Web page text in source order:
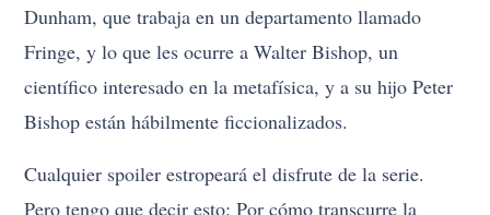
Dunham, que trabaja en un departamento llamado
Fringe, y lo que les ocurre a Walter Bishop, un
científico interesado en la metafísica, y a su hijo Peter
Bishop están hábilmente ficcionalizados.
Cualquier spoiler estropeará el disfrute de la serie.
Pero tengo que decir esto: Por cómo transcurre la